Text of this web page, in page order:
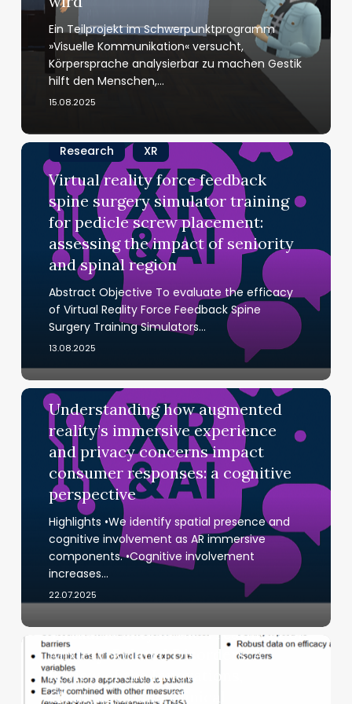
wird
Ein Teilprojekt im Schwerpunktprogramm
»Visuelle Kommunikation« versucht,
Körpersprache analysierbar zu machen Gestik
hilft den Menschen,…
15.08.2025
Virtual
reality
feedback
surgery
simulator
pedicle
assessing
the
impact
seniority
spinal
Research XR
Virtual reality force feedback
spine surgery simulator training
for pedicle screw placement:
assessing the impact of seniority
and spinal region
Abstract Objective To evaluate the efficacy
of Virtual Reality Force Feedback Spine
Surgery Training Simulators…
13.08.2025
Understanding
augmented
reality’s
immersive
experience
privacy
concerns
impact
responses:
a
cognitive
perspective
Research
Understanding how augmented
reality’s immersive experience
and privacy concerns impact
consumer responses: a cognitive
perspective
Highlights •We identify spatial presence and
cognitive involvement as AR immersive
components. •Cognitive involvement
increases…
22.07.2025
Virtual
Reality
Research
Virtual Reality in the Treatment of
Anxiety-Related Disorders: A
Review of the Innovations,
Challenges, and Clinical